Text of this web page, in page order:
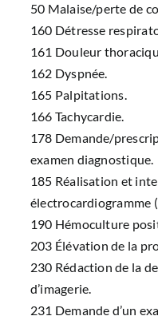
50 Malaise/perte de
160 Détresse
161 Douleur
162 Dyspnée.
165 Palpitations.
166 Tachycardie.
178 Demande/
examen diagnostique.
185 Réalisation et
électrocardiogramme
190 Hémoculture
203 Élévation de la
230 Rédaction de la
d’imagerie.
231 Demande d’un